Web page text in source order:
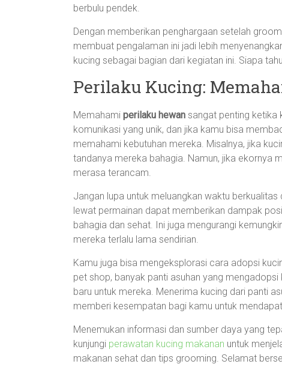
berbulu pendek.
Dengan memberikan penghargaan setelah
membuat pengalaman ini jadi lebih
kucing sebagai bagian dari kegiatan ini. Siapa
Perilaku Kucing:
Memahami perilaku hewan sangat penting ketika
komunikasi yang unik, dan jika kamu bisa
memahami kebutuhan mereka. Misalnya, jika
tandanya mereka bahagia. Namun, jika ekornya
merasa terancam.
Jangan lupa untuk meluangkan waktu
lewat permainan dapat memberikan dampak
bahagia dan sehat. Ini juga mengurangi
mereka terlalu lama sendirian.
Kamu juga bisa mengeksplorasi cara adopsi
pet shop, banyak panti asuhan yang
baru untuk mereka. Menerima kucing dari panti
memberi kesempatan bagi kamu untuk
Menemukan informasi dan sumber daya yang
kunjungi perawatan kucing makanan untuk
makanan sehat dan tips grooming. Selamat